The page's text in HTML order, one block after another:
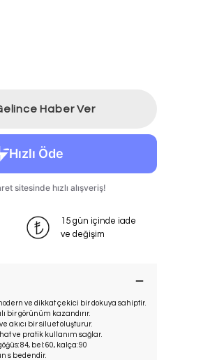
Haber Ver
15 gün içinde iade
ve değişim
ve dikkat çekici bir dokuya sahiptir.
bir görünüm kazandırır.
akıcı bir siluet oluşturur.
ve pratik kullanım sağlar.
84, bel: 60, kalça: 90
s bedendir.